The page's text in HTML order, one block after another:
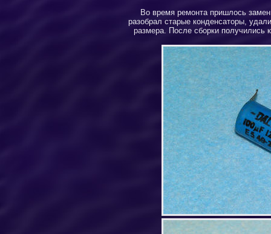
Во время ремонта пришлось
разобрал старые конденсаторы,
размера. После сборки получились